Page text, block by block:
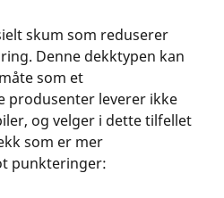
skum som reduserer
Denne dekktypen kan
som et
produsenter leverer ikke
og velger i dette tilfellet
som er mer
punkteringer: